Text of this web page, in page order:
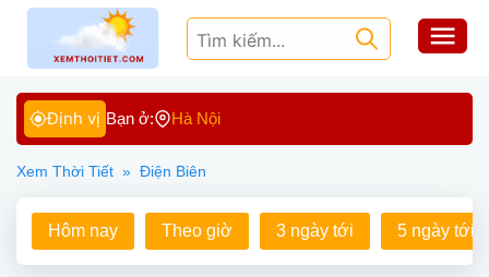
Định vị Bạn ở: Hà Nội
Xem Thời Tiết » Điện Biên
Hôm nay Theo giờ 3 ngày tới 5 ngày tới